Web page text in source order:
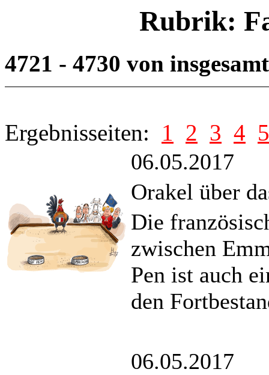
Rubrik:
4721 - 4730 von
Ergebnisseiten: 1 2 3 4 5
06.05.2017
Orakel über
Die
zwischen
Pen ist auch
den
06.05.2017